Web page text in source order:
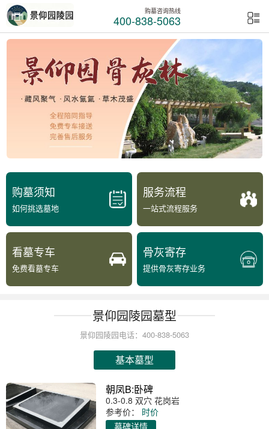
购墓咨询热线
400-838-5063
购墓须知
如何挑选墓地
服务流程
一站式流程服务
看墓专车
免费看墓专车
骨灰寄存
提供骨灰寄存业务
景仰园陵园墓型
景仰园陵园电话：400-838-5063
基本墓型
朝凤B:卧碑
0.3-0.8 双穴 花岗岩
参考价：
时价
墓碑详情